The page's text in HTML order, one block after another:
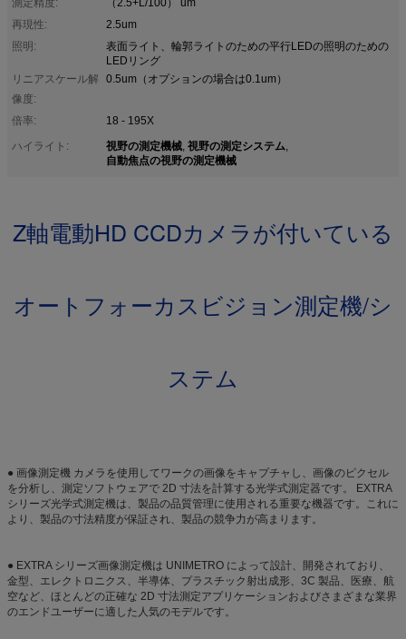
測定精度:
（2.5+L/100） um
再現性:
2.5um
照明:
表面ライト、輪郭ライトのための平行LEDの照明のための
LEDリング
リニアスケール解
像度:
0.5um（オプションの場合は0.1um）
倍率:
18 - 195X
ハイライト:
視野の測定機械, 視野の測定システム,
自動焦点の視野の測定機械
Z軸電動HD CCDカメラが付いている
オートフォーカスビジョン測定機/シ
ステム
● 画像測定機 カメラを使用してワークの画像をキャプチャし、画像のピクセル
を分析し、測定ソフトウェアで 2D 寸法を計算する光学式測定器です。 EXTRA
シリーズ光学式測定機は、製品の品質管理に使用される重要な機器です。これに
より、製品の寸法精度が保証され、製品の競争力が高まります。
● EXTRA シリーズ画像測定機は UNIMETRO によって設計、開発されており、
金型、エレクトロニクス、半導体、プラスチック射出成形、3C 製品、医療、航
空など、ほとんどの正確な 2D 寸法測定アプリケーションおよびさまざまな業界
のエンドユーザーに適した人気のモデルです。